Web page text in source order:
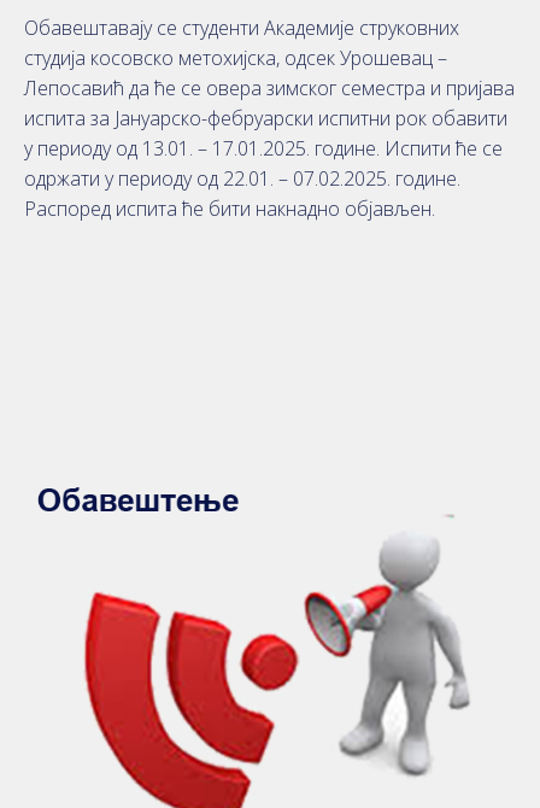
Обавештавају се студенти Академије струковних
студија косовско метохијска, одсек Урошевац –
Лепосавић да ће се овера зимског семестра и пријава
испита за Јануарско-фебруарски испитни рок обавити
у периоду од 13.01. – 17.01.2025. године. Испити ће се
одржати у периоду од 22.01. – 07.02.2025. године.
Распоред испита ће бити накнадно објављен.